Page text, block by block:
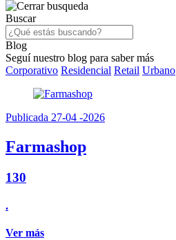
Buscar
Blog
Seguí nuestro blog para saber más
Corporativo Residencial Retail Urbano
Publicada 27-04 -2026
Farmashop
130
.
Ver más